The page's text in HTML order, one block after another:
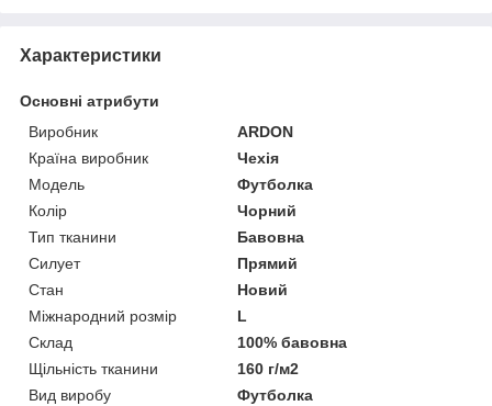
Характеристики
Основні атрибути
Виробник
ARDON
Країна виробник
Чехія
Модель
Футболка
Колір
Чорний
Тип тканини
Бавовна
Силует
Прямий
Стан
Новий
Міжнародний розмір
L
Склад
100% бавовна
Щільність тканини
160 г/м2
Вид виробу
Футболка